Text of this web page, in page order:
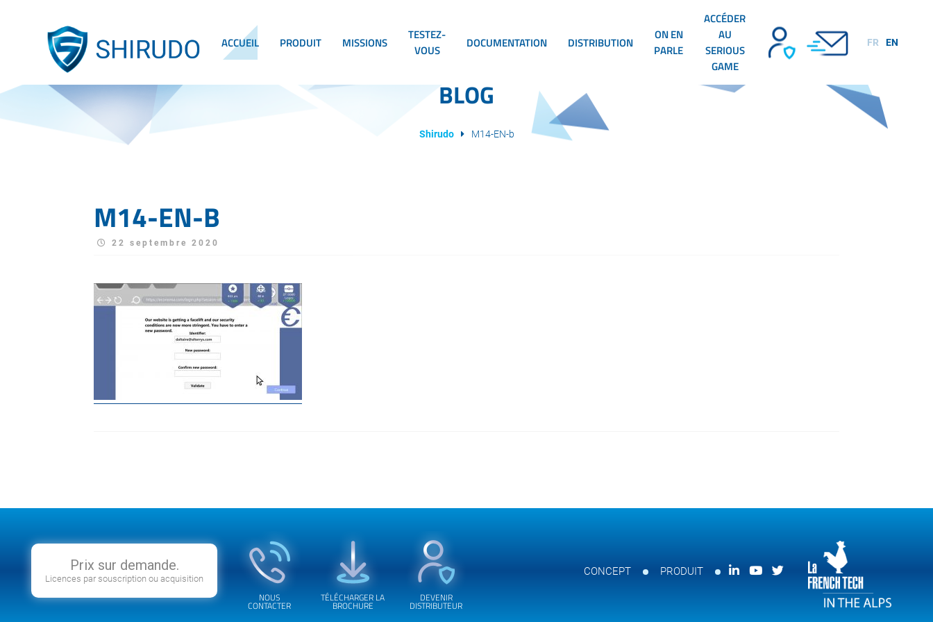
ACCUEIL PRODUIT MISSIONS
TESTEZ-
VOUS
DOCUMENTATION DISTRIBUTION
ON EN
PARLE
ACCÉDER
AU
SERIOUS
GAME
FR EN
BLOG
Shirudo M14-EN-b
M14-EN-B
22 septembre 2020
Prix sur demande.
Licences par souscription ou acquisition
NOUS
CONTACTER
TÉLÉCHARGER LA
BROCHURE
DEVENIR
DISTRIBUTEUR
CONCEPT PRODUIT